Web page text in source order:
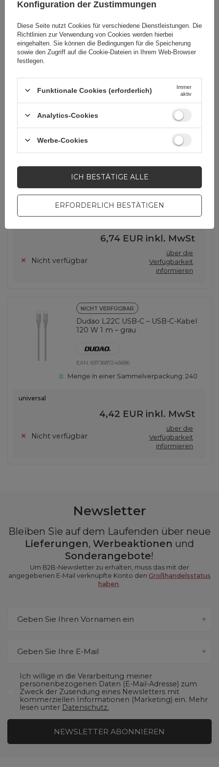
EAN:6973687243838
universal
6,74 EURinkl. MwSt
Nicht verfügbar
Verfügbarkeit
informieren
Dudao L7Max USB - USB-Typ-C-
Kabel Schnellladung PD 66W 1m
mit Display - Schwarz
EAN:6973687243678
Menge in einer Sammelverpackung:
6,74 EUR inkl. MwSt
Nicht verfügbar
über die
Verfügbarkeit
informieren
NICHT VERFÜGBAR
Dudao L22C USB-C – USB-C-Kabel
120 W 1 m – grau
EAN:6973687246686
Menge in einer Sammelverpackung:240
universal
4,42 EUR inkl. MwSt
Nicht verfügbar
über die
Verfügbarkeit
informieren
Newsletter
Bleiben Sie auf dem Laufenden über neue
Lieferungen, Werbeaktionen und
Sonderangebote!
Um B2B-Newsletter zu erhalten, muss das mit der
angegebenen E-Mail verknüpfte Konto den Großhandelsstatus
haben
Geben Sie Ihren Vornamen ein
Geben Sie Ihre E-Mail
Ich willige in die Verarbeitung meiner
personenbezogenen Daten (E-Mail-Adresse) zum
Zweck der Zusendung eines Newsletters mit
kommerziellen Informationen (Marketing) ein. Mehr
lesen unter Datenschutz.
NEWSLETTER ABONNIEREN
Konfiguration der Zustimmungen
Diese Seite nutzt Cookies für verschiedene Dienstleistungen. Die
Richtlinien zur Verwendung von Cookies werden hierbei
eingehalten. Sie können die Bedingungen für die Speicherung
sowie den Zugriff auf die Cookie-Dateien in Ihrem Web-Browser
festlegen.
Funktionale Cookies (erforderlich)
Immer
aktiv
Analytics-Cookies
Werbe-Cookies
ERFORDERLICH BESTÄTIGEN
ICH BESTÄTIGE ALLE